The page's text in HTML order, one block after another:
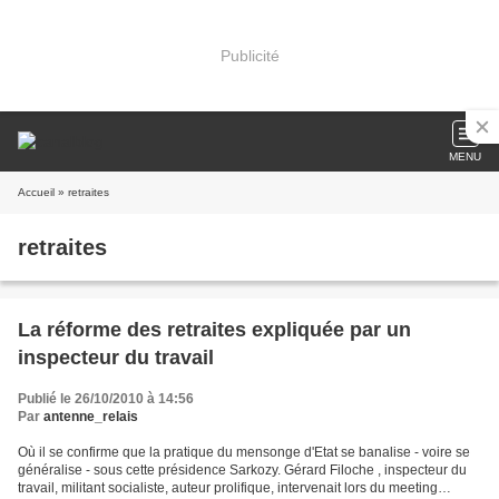
Publicité
MENU
Accueil » retraites
retraites
La réforme des retraites expliquée par un
inspecteur du travail
Publié le 26/10/2010 à 14:56
Par antenne_relais
Où il se confirme que la pratique du mensonge d'Etat se banalise - voire se
généralise - sous cette présidence Sarkozy. Gérard Filoche , inspecteur du
travail, militant socialiste, auteur prolifique, intervenait lors du meeting